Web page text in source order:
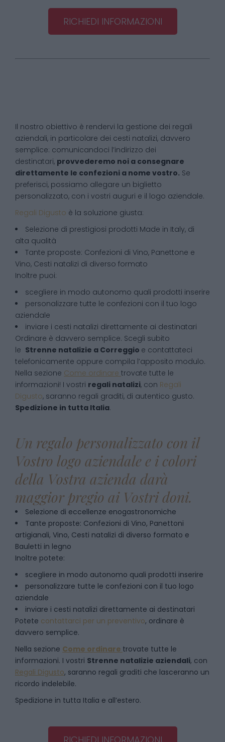
RICHIEDI INFORMAZIONI
Il nostro obiettivo è rendervi la gestione dei regali
aziendali, in particolare dei cesti natalizi, davvero
semplice: comunicandoci l’indirizzo dei
destinatari, provvederemo noi a consegnare
direttamente le confezioni a nome vostro. Se
preferisci, possiamo allegare un biglietto
personalizzato, con i vostri auguri e il logo aziendale.
Regali Digusto è la soluzione giusta:
Selezione di prestigiosi prodotti Made in Italy, di
alta qualità
Tante proposte: Confezioni di Vino, Panettone e
Vino, Cesti natalizi di diverso formato
Inoltre puoi:
scegliere in modo autonomo quali prodotti inserire
personalizzare tutte le confezioni con il tuo logo
aziendale
inviare i cesti natalizi direttamente ai destinatari
Ordinare è davvero semplice. Scegli subito
le Strenne natalizie a Correggio e contattateci
telefonicamente oppure compila l’apposito modulo.
Nella sezione Come ordinare trovate tutte le
informazioni! I vostri regali natalizi, con Regali
Digusto, saranno regali graditi, di autentico gusto.
Spedizione in tutta Italia.
Un regalo personalizzato con il
Vostro logo aziendale e i colori
della Vostra azienda darà
maggior pregio ai Vostri doni.
Selezione di eccellenze enogastronomiche
Tante proposte: Confezioni di Vino, Panettoni
artigianali, Vino, Cesti natalizi di diverso formato e
Bauletti in legno
Inoltre potete:
scegliere in modo autonomo quali prodotti inserire
personalizzare tutte le confezioni con il tuo logo
aziendale
inviare i cesti natalizi direttamente ai destinatari
Potete contattarci per un preventivo, ordinare è
davvero semplice.
Nella sezione Come ordinare trovate tutte le
informazioni. I vostri Strenne natalizie aziendali, con
Regali Digusto, saranno regali graditi che lasceranno un
ricordo indelebile.
Spedizione in tutta Italia e all’estero.